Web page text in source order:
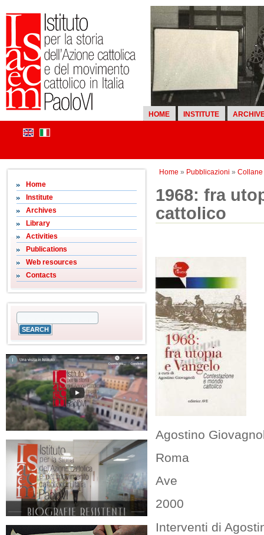
HOME INSTITUTE
Home » Pubblicazioni » Collane
Home
Institute
Archives
Library
Activities
Publications
Web resources
Contacts
1968: fra
cattolico
Agostino
Roma
Ave
2000
Interventi di